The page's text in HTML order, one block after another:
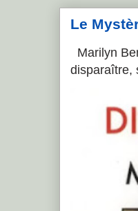
Le
Marilyn
disparaître,